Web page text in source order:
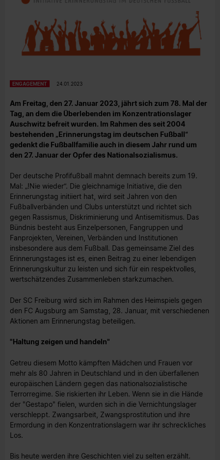
ENGAGEMENT 24.01.2023
Am Freitag, den 27. Januar 2023, jährt sich zum 78. Mal der
Tag, an dem die Überlebenden im Konzentrationslager
Auschwitz befreit wurden. Im Rahmen des seit 2004
bestehenden „Erinnerungstag im deutschen Fußball“
gedenkt die Fußballfamilie auch in diesem Jahr rund um
den 27. Januar der Opfer des Nationalsozialismus.
Der deutsche Profifußball mahnt demnach bereits zum 19.
Mal: „!Nie wieder“. Die gleichnamige Initiative, die den
Erinnerungstag initiiert hat, wird seit Jahren von den
Fußballverbänden und Clubs unterstützt und richtet sich
gegen Rassismus, Diskriminierung und Antisemitismus. Das
Bündnis besteht aus Einzelpersonen, Fangruppen und
Fanprojekten, Vereinen, Verbänden und Institutionen
insbesondere aus dem Fußball. Das gemeinsame Ziel des
Erinnerungstages ist es, einen Beitrag zu einer lebendigen
Erinnerungskultur zu leisten und sich für ein respektvolles,
wertschätzendes Zusammenleben starkzumachen.
Der SC Freiburg wird sich im Rahmen des Heimspiels gegen
den FC Augsburg am Samstag, 28. Januar, mit verschiedenen
Aktionen am Erinnerungstag beteiligen.
"Haltung zeigen und handeln"
Getreu diesem Motto kämpften Mädchen und Frauen vor
mehr als 80 Jahren in Deutschland und in den überfallenen
europäischen Ländern gegen das nationalsozialistische
Terrorregime. Sie riskierten ihr Leben. Wenn sie in die Hände
der "Gestapo" fielen, wurden sich in die Vernichtungslager
verschleppt. Zwangsarbeit, Zwangsprostitution und ihre
Ermordung in den Konzentrationslagern war ihr schreckliches
Los.
Bis heute werden ihre Geschichten viel zu selten erzählt.